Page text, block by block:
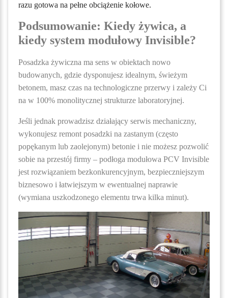
razu gotowa na pełne obciążenie kołowe.
Podsumowanie: Kiedy żywica, a
kiedy system modułowy Invisible?
Posadzka żywiczna ma sens w obiektach nowo
budowanych, gdzie dysponujesz idealnym, świeżym
betonem, masz czas na technologiczne przerwy i zależy Ci
na w 100% monolitycznej strukturze laboratoryjnej.
Jeśli jednak prowadzisz działający serwis mechaniczny,
wykonujesz remont posadzki na zastanym (często
popękanym lub zaolejonym) betonie i nie możesz pozwolić
sobie na przestój firmy – podłoga modułowa PCV Invisible
jest rozwiązaniem bezkonkurencyjnym, bezpieczniejszym
biznesowo i łatwiejszym w ewentualnej naprawie
(wymiana uszkodzonego elementu trwa kilka minut).